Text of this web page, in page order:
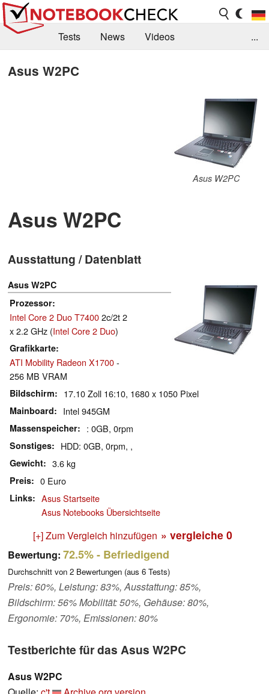
Tests News
Videos
...
Asus W2PC
Asus W2PC
Asus W2PC
Ausstattung / Datenblatt
Asus W2PC
Prozessor
Intel Core 2 Duo T74002c/2t 2
x 2.2 GHz (Intel Core 2 Duo)
Grafikkarte
ATI Mobility Radeon X1700-
256 MB VRAM
Bildschirm 17.10 Zoll 16:10, 1680 x 1050 Pixel
Mainboard Intel 945GM
Massenspeicher : 0GB, 0rpm
Sonstiges HDD: 0GB, 0rpm, ,
Gewicht 3.6 kg
Preis 0 Euro
Links
Asus Startseite
Asus Notebooks Übersichtseite
[+] Zum Vergleich hinzufügen » vergleiche 0
Bewertung: 72.5%- Befriedigend
Durchschnitt von 2 Bewertungen (aus 6 Tests)
Preis: 60%, Leistung: 83%, Ausstattung: 85%,
Bildschirm: 56% Mobilität: 50%, Gehäuse: 80%,
Ergonomie: 70%, Emissionen: 80%
Testberichte für das Asus W2PC
Asus W2PC